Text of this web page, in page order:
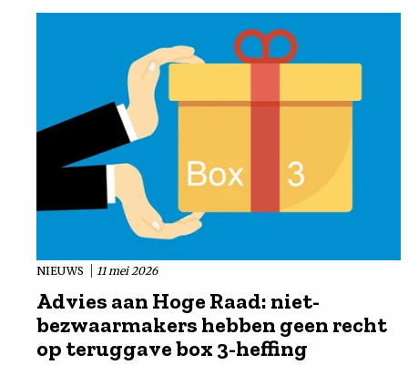
NIEUWS 11 mei 2026
Advies aan Hoge Raad: niet-
bezwaarmakers hebben geen recht
op teruggave box 3-heffing